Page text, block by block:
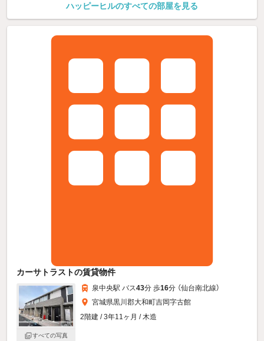
ハッピーヒルのすべての部屋を見る
カーサトラストの賃貸物件
すべての写真
泉中央駅 バス43分 歩16分 （仙台南北線）
宮城県黒川郡大和町吉岡字古館
2階建 / 3年11ヶ月 / 木造